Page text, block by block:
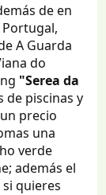
de en
Portugal,
A Guarda
do
"Serea da
de piscinas y
precio
una
verde
además el
si quieres